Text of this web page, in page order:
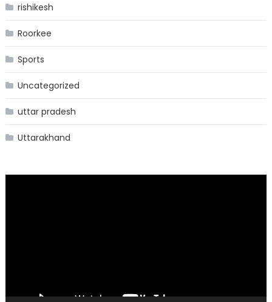
rishikesh
Roorkee
Sports
Uncategorized
uttar pradesh
Uttarakhand